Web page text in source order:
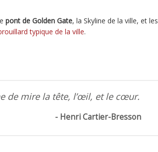
pont de Golden Gate, la Skyline de la ville, et les
typique de la ville.
de mire la tête, l’œil, et le cœur.
Henri Cartier-Bresson